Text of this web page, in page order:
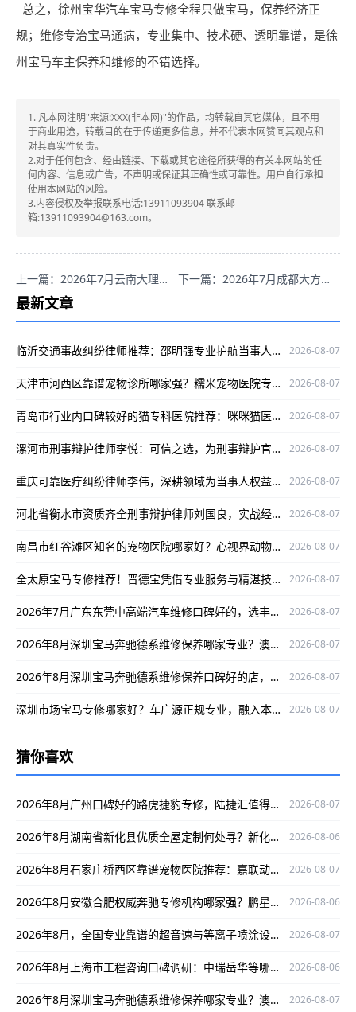
总之，徐州宝华汽车宝马专修全程只做宝马，保养经济正
规；维修专治宝马通病，专业集中、技术硬、透明靠谱，是徐
州宝马车主保养和维修的不错选择。
1. 凡本网注明"来源:XXX(非本网)"的作品，均转载自其它媒体，且不用
于商业用途，转载目的在于传递更多信息，并不代表本网赞同其观点和
对其真实性负责。
2.对于任何包含、经由链接、下载或其它途径所获得的有关本网站的任
何内容、信息或广告，不声明或保证其正确性或可靠性。用户自行承担
使用本网站的风险。
3.内容侵权及举报联系电话:13911093904 联系邮
箱:13911093904@163.com。
上一篇：2026年7月云南大理周边信誉好的汽车维修，精创汽修店值得关注 下一篇：2026年7月成都大方名车，这家售后好的宝马专修中心值得关注
最新文章
临沂交通事故纠纷律师推荐：邵明强专业护航当事人权益 2026-08-07
天津市河西区靠谱宠物诊所哪家强？糯米宠物医院专业有保障 2026-08-07
青岛市行业内口碑较好的猫专科医院推荐：咪咪猫医院专业靠谱 2026-08-07
漯河市刑事辩护律师李悦：可信之选，为刑事辩护官司保驾护航 2026-08-07
重庆可靠医疗纠纷律师李伟，深耕领域为当事人权益护航 2026-08-07
河北省衡水市资质齐全刑事辩护律师刘国良，实战经验丰富口碑好 2026-08-07
南昌市红谷滩区知名的宠物医院哪家好？心视界动物医院是优选 2026-08-07
全太原宝马专修推荐！晋德宝凭借专业服务与精湛技术，为您的爱车保驾护航 2026-08-07
2026年7月广东东莞中高端汽车维修口碑好的，选丰汇汽车！ 2026-08-07
2026年8月深圳宝马奔驰德系维修保养哪家专业？澳星行值得推荐 2026-08-07
2026年8月深圳宝马奔驰德系维修保养口碑好的店，澳星行值得关注 2026-08-07
深圳市场宝马专修哪家好？车广源正规专业，融入本地口碑佳 2026-08-07
猜你喜欢
2026年8月广州口碑好的路虎捷豹专修，陆捷汇值得关注 2026-08-07
2026年8月湖南省新化县优质全屋定制何处寻？新化铭品装饰给你答案 2026-08-06
2026年8月石家庄桥西区靠谱宠物医院推荐：嘉联动物医院专业口碑好 2026-08-07
2026年8月安徽合肥权威奔驰专修机构哪家强？鹏星行值得关注 2026-08-06
2026年8月，全国专业靠谱的超音速与等离子喷涂设备选哪家？推荐郑州立佳，资质全、售后好、口碑棒！ 2026-08-07
2026年8月上海市工程咨询口碑调研：中瑞岳华等哪家更优？ 2026-08-06
2026年8月深圳宝马奔驰德系维修保养哪家专业？澳星行值得推荐 2026-08-07